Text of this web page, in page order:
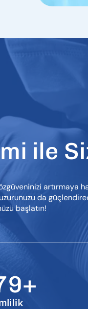
ile
artırmaya
da
başlatın!